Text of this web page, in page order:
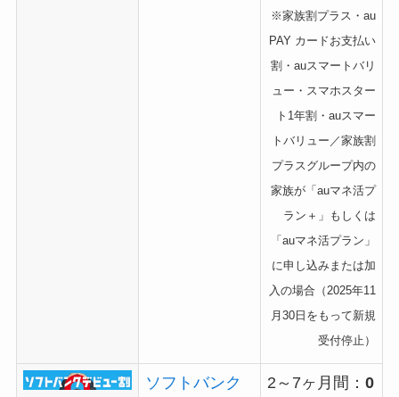
※家族割プラス ・ au
PAY カードお支払い
割・auスマートバリ
ュー・スマホスター
ト1年割・ auスマー
トバリュー／家族割
プラスグループ内の
家族が「auマネ活プ
ラン＋」もしくは
「auマネ活プラン」
に申し込みまたは加
入の場合（2025年11
月30日をもって新規
受付停止）
ソフトバンク
2～7ヶ月間：0